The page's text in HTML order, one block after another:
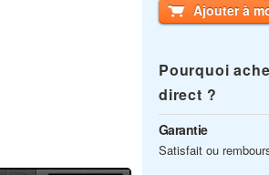
Ajouter à
Pourquoi
direct ?
Garantie
Satisfait ou